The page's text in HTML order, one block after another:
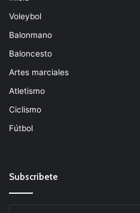
Voleybol
Balonmano
Baloncesto
Artes marciales
Atletismo
Ciclismo
Fútbol
Subscribete